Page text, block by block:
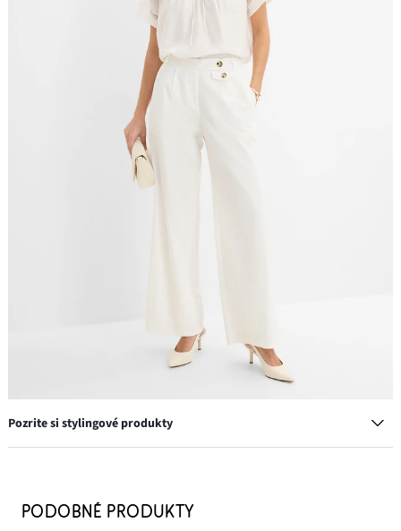
Pozrite si stylingové produkty
11,99 €
PODOBNÉ PRODUKTY